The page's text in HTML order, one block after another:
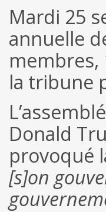
Mardi 25
annuelle
la tribune
Donald
provoqué
[s]on